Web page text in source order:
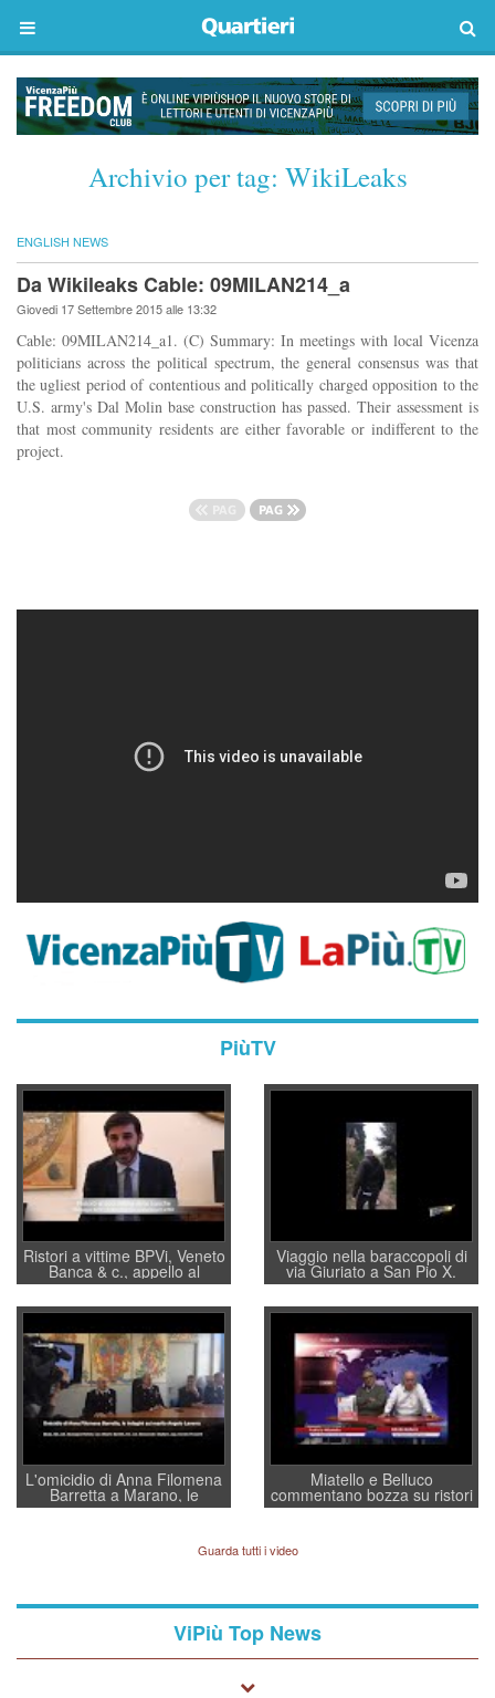
Archivio per tag: WikiLeaks
ENGLISH NEWS
Da Wikileaks Cable: 09MILAN214_a
Giovedi 17 Settembre 2015 alle 13:32
Cable: 09MILAN214_a1. (C) Summary: In meetings with local Vicenza
politicians across the political spectrum, the general consensus was that
the ugliest period of contentious and politically charged opposition to the
U.S. army's Dal Molin base construction has passed. Their assessment is
that most community residents are either favorable or indifferent to the
project.
PiùTV
Ristori a vittime BPVi, Veneto
Banca & c., appello al
sottosegretario Alessio
Villarosa: per mettere ordine
convochi con Di Maio CNCU
a supporto della cabina di
regia al Mef
Viaggio nella baraccopoli di
via Giuriato a San Pio X.
Vicenza ai Vicentini: “faremo
un regalo di Natale ai
residenti”
L'omicidio di Anna Filomena
Barretta a Marano, le
indagini dei carabinieri di
quelle di... Barbara D'Urso
Miatello e Belluco
commentano bozza su ristori
BPVi e Veneto Banca
Guarda tutti i video
ViPiù Top News